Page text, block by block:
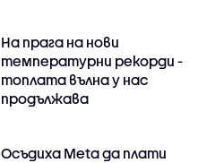
На прага на нови
температурни рекорди -
топлата вълна у нас
продължава
Осъдиха Meta да плати